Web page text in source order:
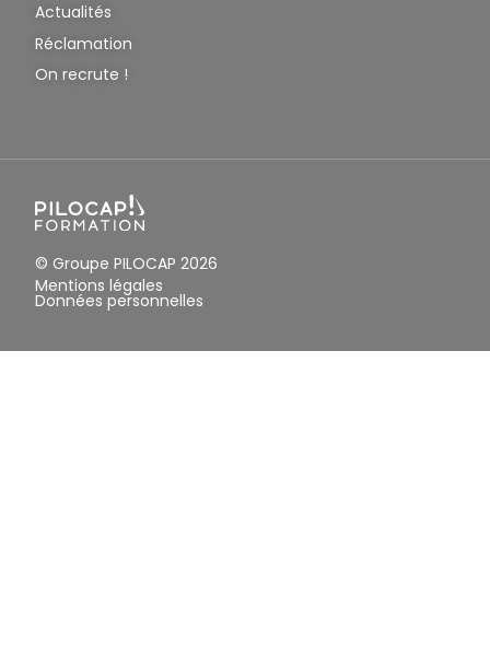
Actualités
Réclamation
On recrute !
© Groupe PILOCAP 2026
Mentions légales
Données personnelles